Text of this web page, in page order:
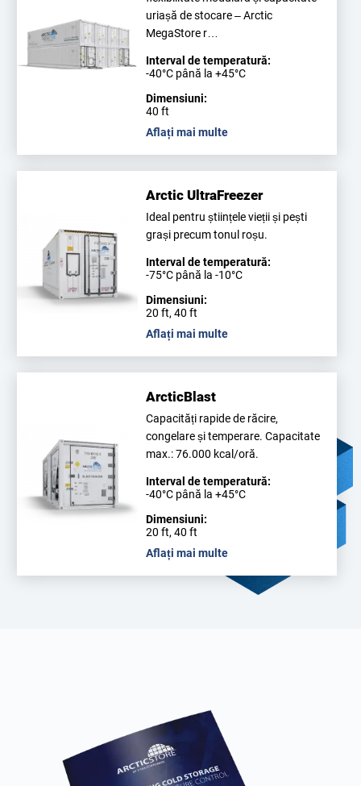
uriașă de stocare – Arctic
MegaStore r…
Interval de temperatură:
-40°C până la +45°C
Dimensiuni:
40 ft
Aflați mai multe
Arctic UltraFreezer
Ideal pentru științele vieții și pești
grași precum tonul roșu.
Interval de temperatură:
-75°C până la -10°C
Dimensiuni:
20 ft, 40 ft
Aflați mai multe
ArcticBlast
Capacități rapide de răcire,
congelare și temperare. Capacitate
max.: 76.000 kcal/oră.
Interval de temperatură:
-40°C până la +45°C
Dimensiuni:
20 ft, 40 ft
Aflați mai multe